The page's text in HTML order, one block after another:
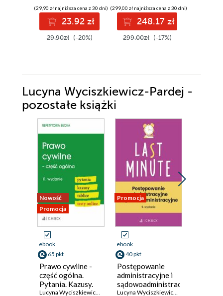
(29,90 zł najniższa cena z 30 dni)
23.92 zł
29.90zł (-20%)
(299,00 zł najniższa cena z 30 dni)
248.17 zł
299.00zł (-17%)
Lucyna Wyciszkiewicz-Pardej -
pozostałe książki
Nowość
Promocja
ebook
65 pkt
Prawo cywilne -
część ogólna.
Pytania. Kazusy.
Tablice. Testy
Promocja
ebook
40 pkt
Postępowanie
administracyjne i
sądowoadministracyjne
+ testy online